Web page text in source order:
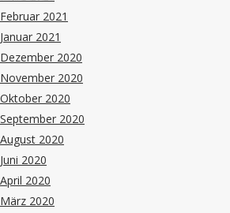
Februar 2021
Januar 2021
Dezember 2020
November 2020
Oktober 2020
September 2020
August 2020
Juni 2020
April 2020
März 2020